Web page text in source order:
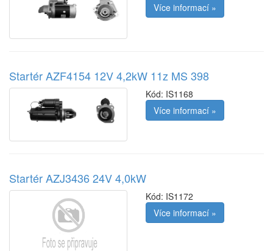
Více informací »
Startér AZF4154 12V 4,2kW 11z MS 398
Kód: IS1168
Více informací »
Startér AZJ3436 24V 4,0kW
Kód: IS1172
Více informací »